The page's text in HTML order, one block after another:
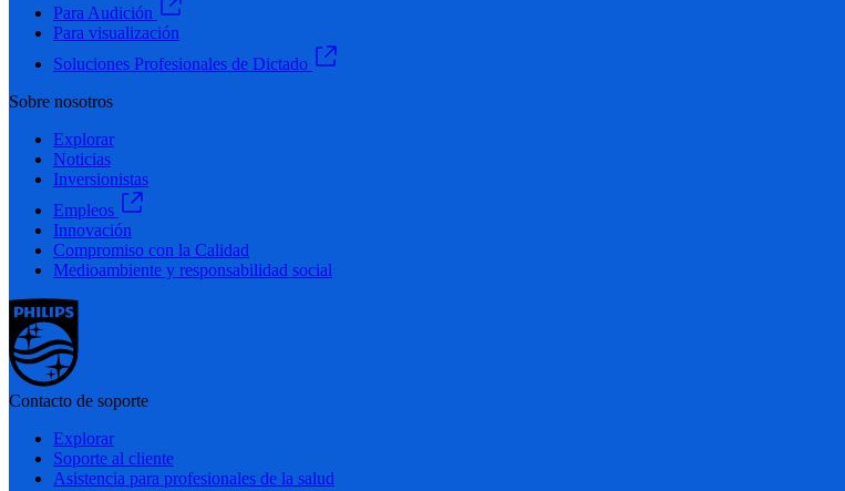
Para Audición
Para visualización
Soluciones Profesionales de Dictado
Sobre nosotros
Explorar
Noticias
Inversionistas
Empleos
Innovación
Compromiso con la Calidad
Medioambiente y responsabilidad social
Contacto de soporte
Explorar
Soporte al cliente
Asistencia para profesionales de la salud